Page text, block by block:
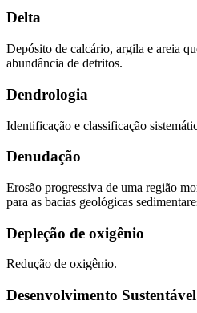
Delta
Depósito de calcário, argila e areia
abundância de detritos.
Dendrologia
Identificação e classificação
Denudação
Erosão progressiva de uma região
para as bacias geológicas
Depleção de oxigênio
Redução de oxigênio.
Desenvolvimento Sustentável